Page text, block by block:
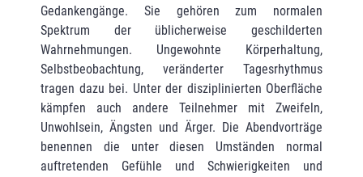
Gedanken­gänge. Sie gehören zum normalen
Spektrum der üblicherweise geschilderten
Wahrnehmun­gen. Ungewohnte Körperhaltung,
Selbstbeobachtung, veränderter Tagesrhythmus
tragen dazu bei. Unter der disziplinierten Oberfläche
kämpfen auch andere Teilnehmer mit Zweifeln,
Unwohlsein, Ängsten und Ärger. Die Abendvorträge
benennen die unter diesen Umständen normal
auftretenden Gefühle und Schwierigkeiten und